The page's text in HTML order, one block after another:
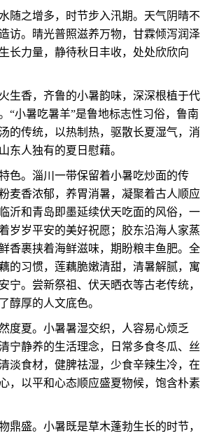
之增多，时节步入汛期。天气阴晴不
访。晴光普照滋养万物，甘霖倾泻润泽
长力量，静待秋日丰收，处处欣欣向
香，齐鲁的小暑韵味，深深根植于代
“小暑吃暑羊”是鲁地标志性习俗，鲁南
的传统，以热制热，驱散长夏湿气，消
东人独有的夏日慰藉。
。淄川一带保留着小暑吃炒面的传
麦香浓郁，养胃消暑，凝聚着古人顺应
沂和青岛即墨延续伏天吃面的风俗，一
岁岁平安的美好祝愿；胶东沿海人家蒸
香裹挟着海鲜滋味，期盼粮丰鱼肥。全
的习惯，莲藕脆嫩清甜，清暑解腻，寓
宁。尝新祭祖、伏天晒衣等古老传统，
醇厚的人文底色。
夏。小暑暑湿交织，人容易心烦乏
宁静养的生活理念，日常多食冬瓜、丝
淡食材，健脾祛湿，少食辛辣生冷，在
，以平和心态顺应盛夏物候，饱含朴素
盛。小暑既是草木蓬勃生长的时节，